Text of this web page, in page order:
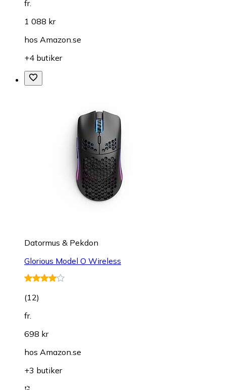
fr.
1 088 kr
hos Amazon.se
+4 butiker
Datormus & Pekdon
Glorious Model O Wireless
(12)
fr.
698 kr
hos Amazon.se
+3 butiker